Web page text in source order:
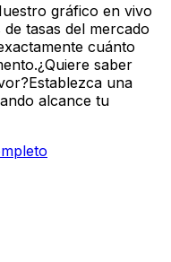
gráfico en vivo
tasas del mercado
cuánto
saber
una
alcance tu